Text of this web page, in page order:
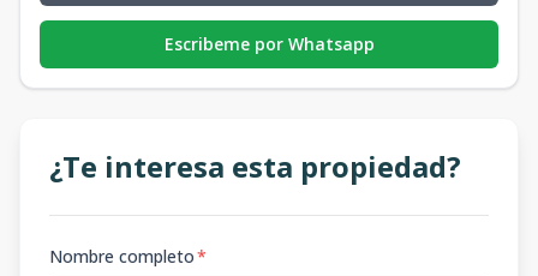
Escribeme por Whatsapp
¿Te interesa esta propiedad?
Nombre completo*